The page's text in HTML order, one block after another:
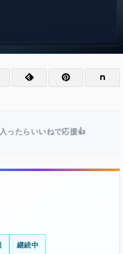
ったらいいねで応援👍
継続中